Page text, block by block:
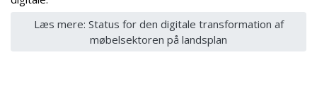
Læs mere: Status for den digitale transformation af
møbelsektoren på landsplan